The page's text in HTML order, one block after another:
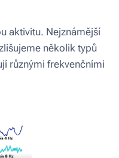
aktivitu. Nejznámější
několik typů
různými frekvenčními